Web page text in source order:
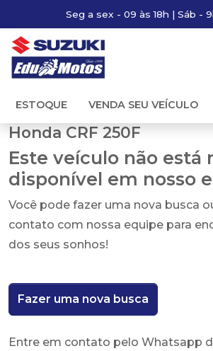
Seg a sex - 09 às 18h | Sáb -
ESTOQUE VENDA SEU VEÍCULO
Honda CRF 250F
Este veículo não está
disponível em nosso
Você pode fazer uma nova busca
contato com nossa equipe para
dos seus sonhos!
Fazer uma nova busca
Entre em contato pelo Whatsapp